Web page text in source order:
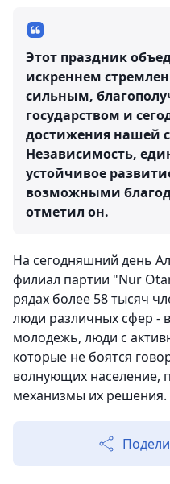
Этот праздник
искреннем
сильным,
государством и
достижения нашей
Независимость,
устойчивое
возможными
отметил он.
На сегодняшний день
филиал партии "Nur
рядах более 58 тысяч
люди различных сфер -
молодежь, люди с
которые не боятся
волнующих население,
механизмы их решения.